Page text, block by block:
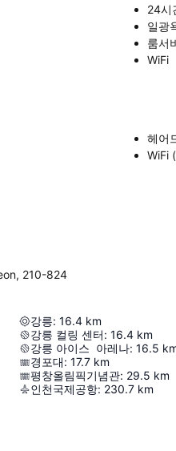
24시
일광
룸서
WiFi
헤어
WiFi
210-824
강릉: 16.4 km
강릉 컬링 센터: 16.4 km
강릉 아이스 아레나: 16.5
경포대: 17.7 km
평창올림픽기념관: 29.5 km
인천국제공항: 230.7 km